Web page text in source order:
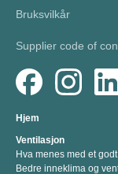
Bruksvilkår
Supplier code of
Hjem
Ventilasjon
Hva menes med et
Bedre inneklima og